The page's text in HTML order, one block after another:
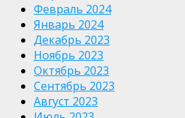
Февраль 2024
Январь 2024
Декабрь 2023
Ноябрь 2023
Октябрь 2023
Сентябрь 2023
Август 2023